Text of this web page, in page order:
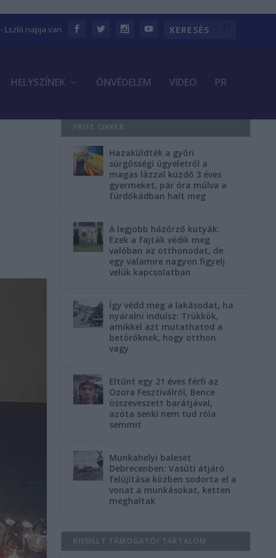
- Lszló napja van
HELYSZÍNEK ÖNVÉDELEM VIDEO PR
FRISS CIKKEK
Hazaküldték a győri
sürgősségi ügyeletről a
magas lázzal küzdő 3 éves
gyermeket, pár óra múlva a
fürdőkádban halt meg
A legjobb házőrző kutyák:
Ezek a fajták védik meg
valóban az otthonodat, de
egy valamire nagyon figyelj
velük kapcsolatban
Így védd meg a lakásodat, ha
nyaralni indulsz: Trükkök,
amikkel azt mutathatod a
betörőknek, hogy otthon
vagy
Eltűnt egy 21 éves férfi az
Ozora Fesztiválról, Bence
összeveszett barátjával,
azóta senki nem tud róla
semmit
Munkahelyi baleset
Debrecenben: Vasúti átjáró
felújítása közben sodorta el a
vonat a munkásokat, ketten
meghaltak
KIEMELT TÁMOGATÓI TARTALOM